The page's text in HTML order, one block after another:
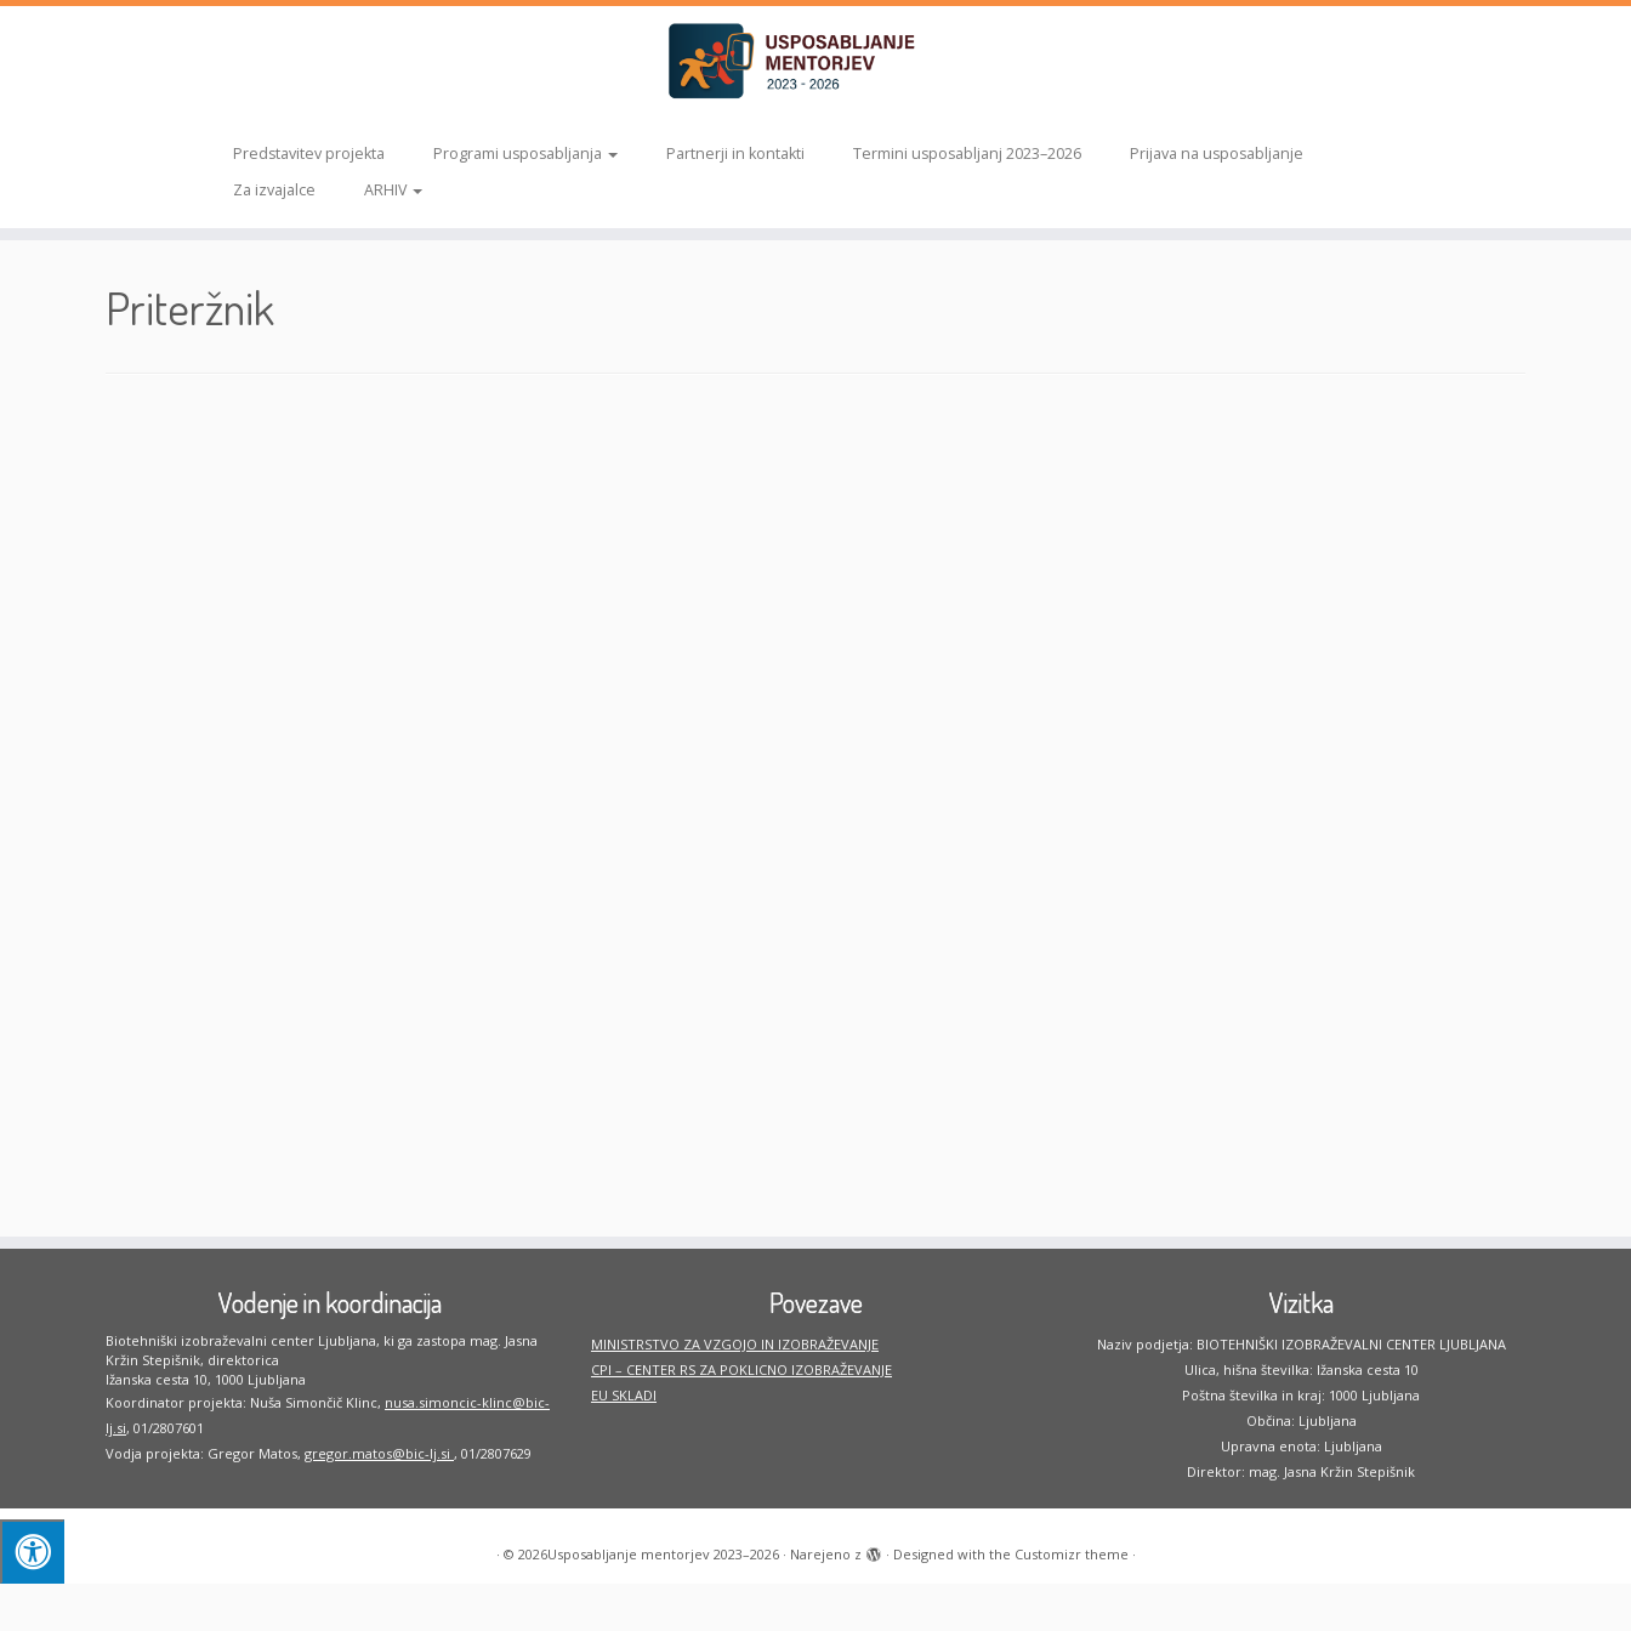
Predstavitev projekta Programi usposabljanja Partnerji in kontakti Termini usposabljanj 2023–2026
Prijava na usposabljanje
Za izvajalce
ARHIV
Priteržnik
Vodenje in koordinacija
Biotehniški izobraževalni center Ljubljana, ki ga zastopa mag. Jasna
Kržin Stepišnik, direktorica
Ižanska cesta 10, 1000 Ljubljana
Koordinator projekta: Nuša Simončič Klinc, nusa.simoncic-klinc@bic-
lj.si, 01/2807601
Vodja projekta: Gregor Matos, gregor.matos@bic-lj.si , 01/2807629
Povezave
MINISTRSTVO ZA VZGOJO IN IZOBRAŽEVANJE
CPI – CENTER RS ZA POKLICNO IZOBRAŽEVANJE
EU SKLADI
Vizitka
Naziv podjetja: BIOTEHNIŠKI IZOBRAŽEVALNI CENTER LJUBLJANA
Ulica, hišna številka: Ižanska cesta 10
Poštna številka in kraj: 1000 Ljubljana
Občina: Ljubljana
Upravna enota: Ljubljana
Direktor: mag. Jasna Kržin Stepišnik
· © 2026Usposabljanje mentorjev 2023–2026· Narejeno z · Designed with the Customizr theme ·